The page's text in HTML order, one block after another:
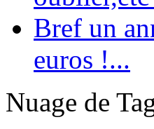
Bref un
euros !...
Nuage de